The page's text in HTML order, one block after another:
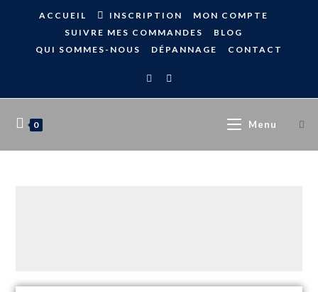
ACCUEIL INSCRIPTION
MON COMPTE
SUIVRE MES COMMANDES
BLOG
QUI SOMMES-NOUS
DÉPANNAGE CONTACT
0 Menu